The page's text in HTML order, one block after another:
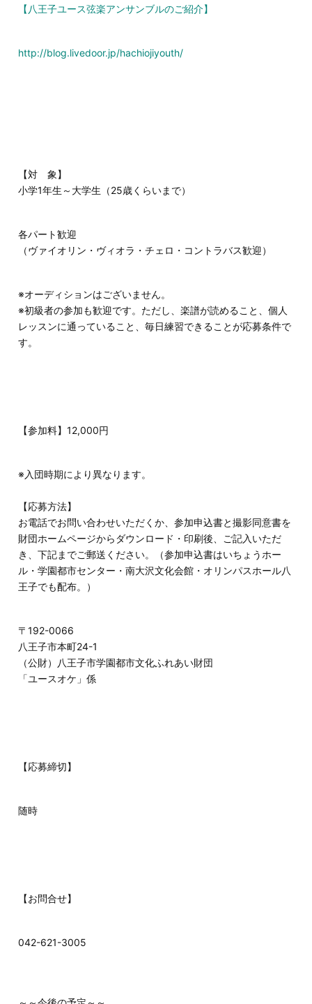
【八王子ユース弦楽アンサンブルのご紹介】
http://blog.livedoor.jp/hachiojiyouth/
【対 象】
小学1年生～大学生（25歳くらいまで）
各パート歓迎
（ヴァイオリン・ヴィオラ・チェロ・コントラバス歓迎）
※オーディションはございません。
※初級者の参加も歓迎です。ただし、楽譜が読めること、個人
レッスンに通っていること、毎日練習できることが応募条件で
す。
【参加料】12,000円
※入団時期により異なります。
【応募方法】
お電話でお問い合わせいただくか、参加申込書と撮影同意書を
財団ホームページからダウンロード・印刷後、ご記入いただ
き、下記までご郵送ください。（参加申込書はいちょうホー
ル・学園都市センター・南大沢文化会館・オリンパスホール八
王子でも配布。）
〒192-0066
八王子市本町24-1
（公財）八王子市学園都市文化ふれあい財団
「ユースオケ」係
【応募締切】
随時
【お問合せ】
042-621-3005